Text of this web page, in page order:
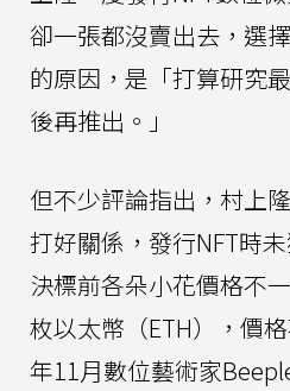
卻一張都沒賣出去，選
的原因，是「打算研究
後再推出。」
但不少評論指出，村上
打好關係，發行NFT時
決標前各朵小花價格不
枚以太幣（ETH），價
年11月數位藝術家